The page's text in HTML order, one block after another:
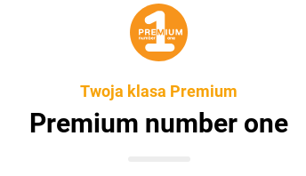
Twoja klasa Premium
Premium number one